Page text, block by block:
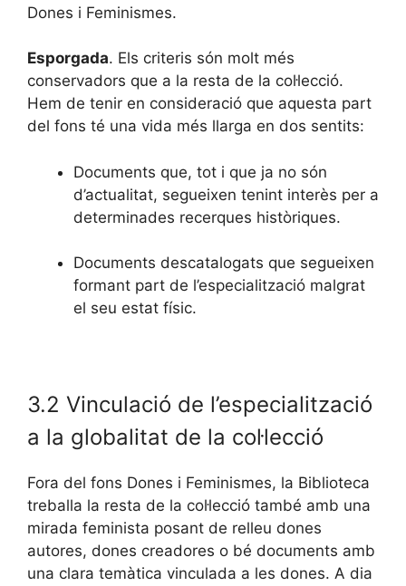
Dones i Feminismes.
Esporgada. Els criteris són molt més
conservadors que a la resta de la col·lecció.
Hem de tenir en consideració que aquesta part
del fons té una vida més llarga en dos sentits:
Documents que, tot i que ja no són
d’actualitat, segueixen tenint interès per a
determinades recerques històriques.
Documents descatalogats que segueixen
formant part de l’especialització malgrat
el seu estat físic.
3.2 Vinculació de l’especialització
a la globalitat de la col·lecció
Fora del fons Dones i Feminismes, la Biblioteca
treballa la resta de la col·lecció també amb una
mirada feminista posant de relleu dones
autores, dones creadores o bé documents amb
una clara temàtica vinculada a les dones. A dia